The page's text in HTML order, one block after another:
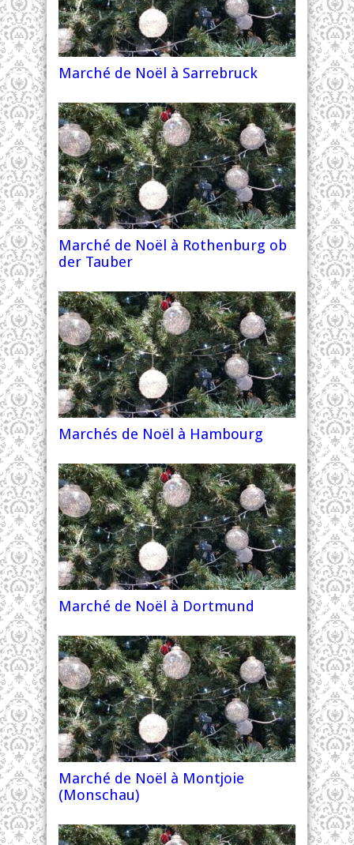
Marché de Noël à Sarrebruck
Marché de Noël à Rothenburg ob
der Tauber
Marchés de Noël à Hambourg
Marché de Noël à Dortmund
Marché de Noël à Montjoie
(Monschau)